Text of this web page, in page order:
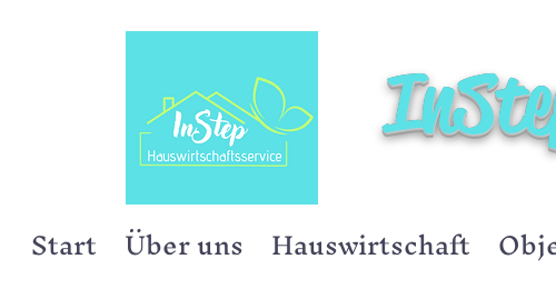
Start Über uns Hauswirtschaft